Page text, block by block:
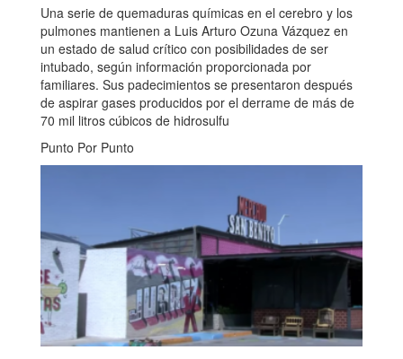
Una serie de quemaduras químicas en el cerebro y los
pulmones mantienen a Luis Arturo Ozuna Vázquez en
un estado de salud crítico con posibilidades de ser
intubado, según información proporcionada por
familiares. Sus padecimientos se presentaron después
de aspirar gases producidos por el derrame de más de
70 mil litros cúbicos de hidrosulfu
Punto Por Punto